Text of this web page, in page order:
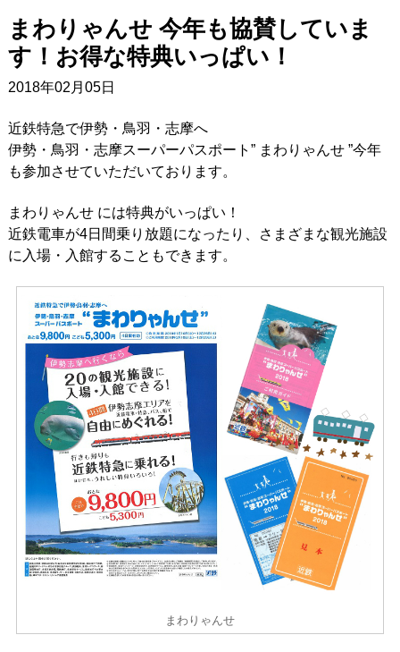
まわりゃんせ 今年も協賛していま
す！お得な特典いっぱい！
2018年02月05日
近鉄特急で伊勢・鳥羽・志摩へ
伊勢・鳥羽・志摩スーパーパスポート” まわりゃんせ ”今年
も参加させていただいております。
まわりゃんせ には特典がいっぱい！
近鉄電車が4日間乗り放題になったり、さまざまな観光施設
に入場・入館することもできます。
まわりゃんせ